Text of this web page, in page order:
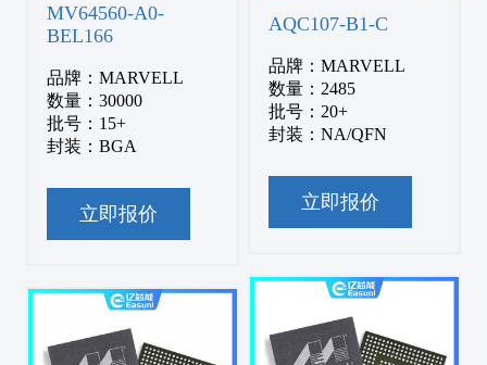
MV64560-A0-
BEL166
品牌：MARVELL
数量：30000
批号：15+
封装：BGA
立即报价
AQC107-B1-C
品牌：MARVELL
数量：2485
批号：20+
封装：NA/QFN
立即报价